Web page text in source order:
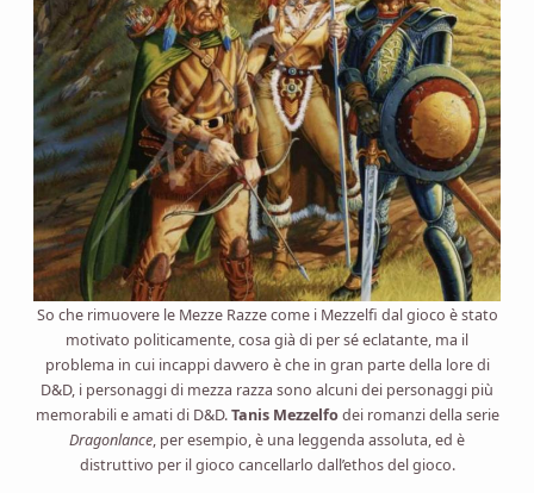
So che rimuovere le Mezze Razze come i Mezzelfi dal gioco è stato
motivato politicamente, cosa già di per sé eclatante, ma il
problema in cui incappi davvero è che in gran parte della lore di
D&D, i personaggi di mezza razza sono alcuni dei personaggi più
memorabili e amati di D&D.Tanis Mezzelfodei romanzi della serie
Dragonlance, per esempio, è una leggenda assoluta, ed è
distruttivo per il gioco cancellarlo dall’ethos del gioco.